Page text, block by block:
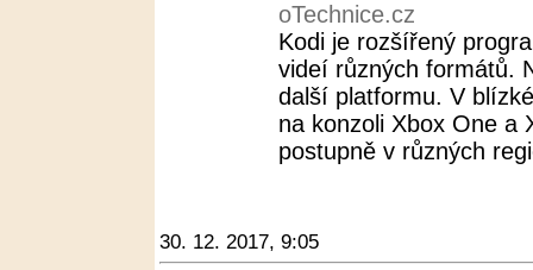
oTechnice.cz
Kodi je rozšířený
videí různých formátů.
další platformu. V
na konzoli Xbox One a
postupně v různých
30. 12. 2017, 9:05